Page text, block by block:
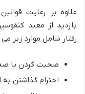
علاوه بر رعایت
بازدید از معبد
رفتار شامل موارد زیر
صحبت کردن با
احترام گذاشتن به